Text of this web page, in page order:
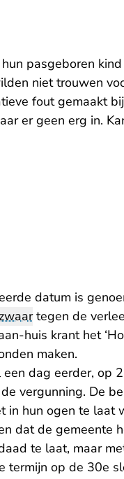
pasgeboren
niet trouwen
fout gemaakt
er geen erg in.
datum is
tegen de
huis krant het
maken.
dag eerder, op
vergunning. De
in hun ogen te laat
dat de gemeente
te laat, maar
termijn op de 30e